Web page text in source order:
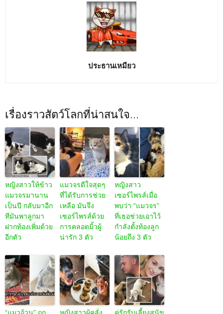
ประธานเหมียว
เรื่องราวสัตว์โลกที่น่าสนใจ...
หญิงสาวให้ข้าว
แมวจรมานาน
เป็นปี กลับมาอีก
ทีมันพาลูกมา
ฝากท้องเพิ่มด้วย
อีกตัว
แมวจรดีใจสุดๆ
ที่ได้รับการช่วย
เหลือ มันจึง
เซอร์ไพรส์ด้วย
การคลอดมิ้วผู้
น่ารัก 3 ตัว
หญิงสาว
เซอร์ไพรส์เมื่อ
พบว่า “แมวจร”
ที่เธอช่วยเอาไว้
กำลังตั้งท้องลูก
น้อยถึง 3 ตัว